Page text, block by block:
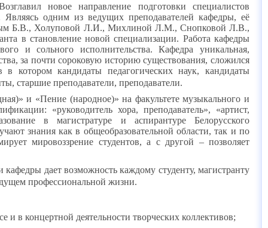
новое направление подготовки специалистов
одним из ведущих преподавателей кафедры, её
Б.В., Холуповой Л.И., Михлиной Л.М., Снопковой Л.В.,
в становление новой специализации. Работа кафедры
и сольного исполнительства. Кафедра уникальная,
за почти сороковую историю существования, сложился
в котором кандидаты педагогических наук, кандидаты
старшие преподаватели, преподаватели.
и «Пение (народное)» на факультете музыкального и
«руководитель хора, преподаватель», «артист,
в магистратуре и аспирантуре Белорусского
знания как в общеобразовательной области, так и по
мировоззрение студентов, а с другой – позволяет
кафедры дает возможность каждому студенту, магистранту
профессиональной жизни.
в концертной деятельности творческих коллективов;